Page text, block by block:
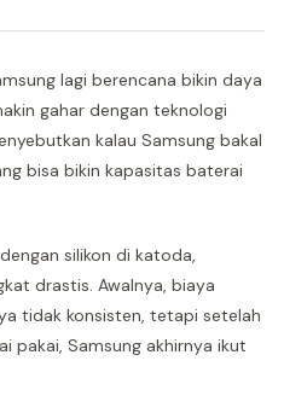
lagi berencana bikin daya
gahar dengan teknologi
kalau Samsung bakal
bisa bikin kapasitas baterai
silikon di katoda,
drastis. Awalnya, biaya
tidak konsisten, tetapi setelah
pakai, Samsung akhirnya ikut